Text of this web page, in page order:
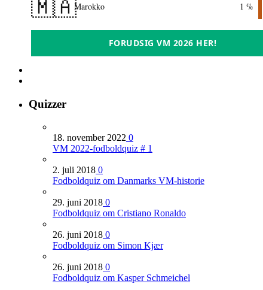
🇲🇦Marokko 1 %
FORUDSIG VM 2026 HER!
Quizzer
18. november 2022 0
VM 2022-fodboldquiz # 1
2. juli 2018 0
Fodboldquiz om Danmarks VM-historie
29. juni 2018 0
Fodboldquiz om Cristiano Ronaldo
26. juni 2018 0
Fodboldquiz om Simon Kjær
26. juni 2018 0
Fodboldquiz om Kasper Schmeichel